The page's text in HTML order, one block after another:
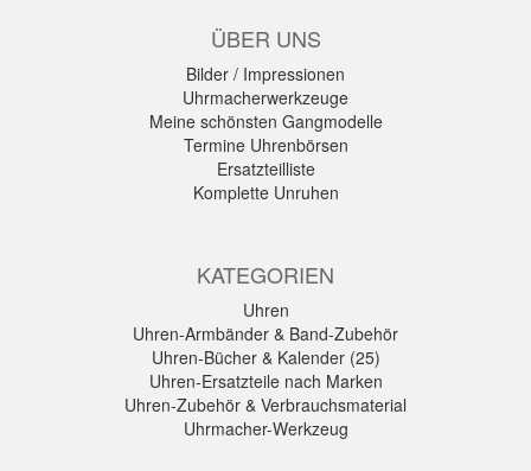
ÜBER UNS
Bilder / Impressionen
Uhrmacherwerkzeuge
Meine schönsten Gangmodelle
Termine Uhrenbörsen
Ersatzteilliste
Komplette Unruhen
KATEGORIEN
Uhren
Uhren-Armbänder & Band-Zubehör
Uhren-Bücher & Kalender (25)
Uhren-Ersatzteile nach Marken
Uhren-Zubehör & Verbrauchsmaterial
Uhrmacher-Werkzeug